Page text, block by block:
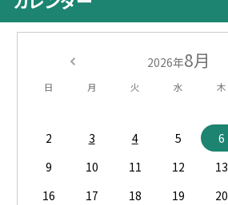
2026年8月
日 月 火 水 木
2
3 4 5 6
9
10 11 12 13
16
17 18 19 20